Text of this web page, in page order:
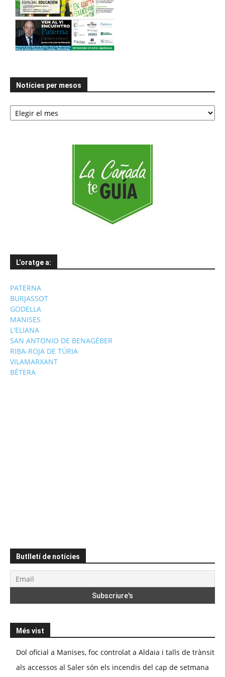
Notícies per mesos
Notícies
per
L’oratge a:
PATERNA
BURJASSOT
GODELLA
MANISES
L'ELIANA
SAN ANTONIO DE BENAGÉBER
RIBA-ROJA DE TÚRIA
VILAMARXANT
BÉTERA
Butlletí de notícies
Més vist
Dol oficial a Manises, foc controlat a Aldaia i talls de trànsit
als accessos al Saler són els incendis del cap de setmana